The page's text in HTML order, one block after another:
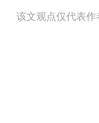
该文观点仅代表作